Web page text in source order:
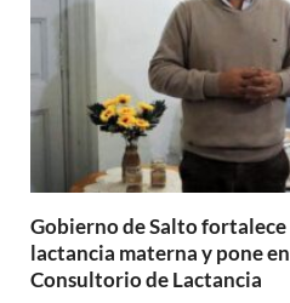
Gobierno de Salto
lactancia materna y pone
Consultorio de Lactancia